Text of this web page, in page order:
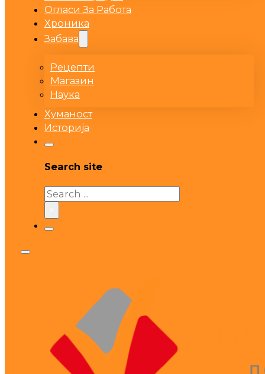
Огласи За Работа
Хроника
Забава
Рецепти
Магазин
Наука
Хуманост
Историја
Search site
Search